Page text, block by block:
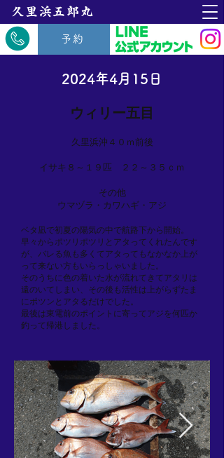
​久里浜五郎丸
予約
2024年4月15日
ウィリー五目
久里浜沖４０ｍ前後
イサキ８～１９匹 ２２～３５ｃｍ
その他
ウマヅラ・カワハギ・アジ
ベタ凪で初夏の陽気の中で航路下から開始。
早々からポツリポツリとアタってくれたんです
が、バレる魚も多くてアタってもなかなか上が
って来ない方もいらっしゃいました。
そのうちに色の着いた水が流れてきてアタリは
遠のいてしまい、その後も活性は上がらずたま
にポツンとアタるだけでした。
最後は東電前のポイントに寄ってアジを何匹か
釣って帰港しました。